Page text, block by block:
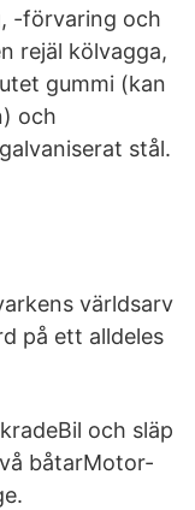
-förvaring och
rejäl kölvagga,
gummi (kan
och
stål.
världsarv
på ett alldeles
och släp
båtarMotor-